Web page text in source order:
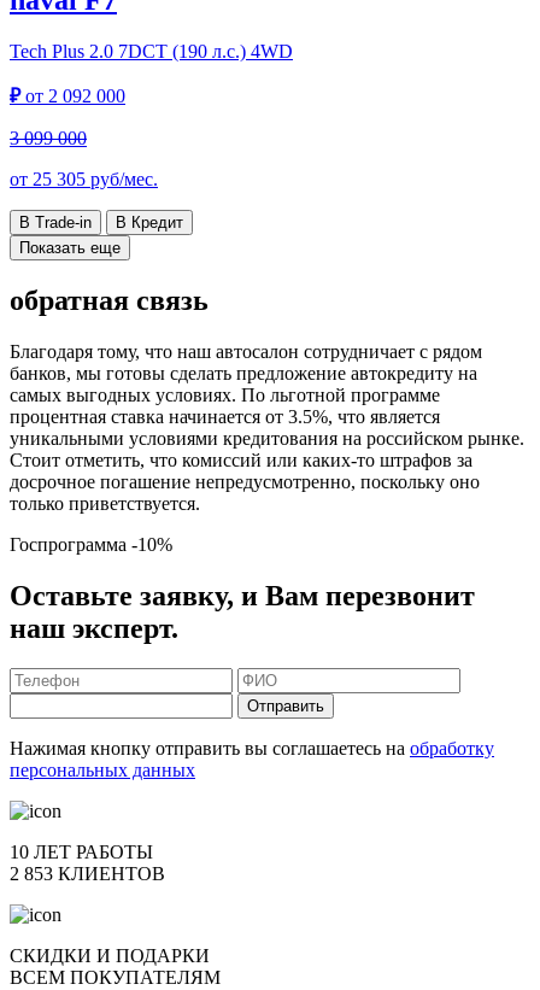
Tech Plus 2.0 7DCT (190 л.с.) 4WD
₽от 2 092 000
3 099 000
от 25 305 руб/мес.
В Trade-in
В Кредит
Показать еще
обратная связь
Благодаря тому, что наш автосалон сотрудничает с рядом
банков, мы готовы сделать предложение автокредиту на
самых выгодных условиях. По льготной программе
процентная ставка начинается от 3.5%, что является
уникальными условиями кредитования на российском рынке.
Стоит отметить, что комиссий или каких-то штрафов за
досрочное погашение непредусмотренно, поскольку оно
только приветствуется.
Госпрограмма -10%
Оставьте заявку, и Вам перезвонит
наш эксперт.
Отправить
Нажимая кнопку отправить вы соглашаетесь на обработку
персональных данных
10 ЛЕТ РАБОТЫ
2 853 КЛИЕНТОВ
СКИДКИ И ПОДАРКИ
ВСЕМ ПОКУПАТЕЛЯМ